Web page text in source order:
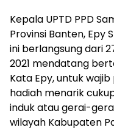
Kepala UPTD PPD
Provinsi Banten, Epy
ini berlangsung dari
2021 mendatang
Kata Epy, untuk
hadiah menarik
induk atau gerai-
wilayah Kabupaten